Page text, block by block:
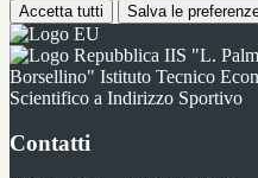
Accetta tutti Salva le
IIS "L.
Borsellino" Istituto Tecnico
Scientifico a Indirizzo Sportivo
Contatti